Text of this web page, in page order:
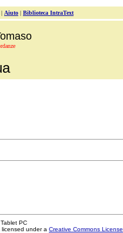
| Aiuto | Biblioteca IntraText
PC
under a Creative Commons License